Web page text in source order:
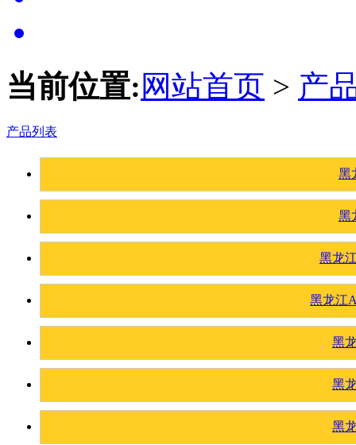
当前位置: 网站首页 > 产
产品列表
黑
黑
黑龙
黑龙江
黑
黑
黑